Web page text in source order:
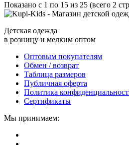
Показано с 1 по 15 из 25 (всего 2
Детская одежда
в розницу и мелким оптом
Оптовым покупателям
Обмен / возврат
Таблица размеров
Публичная оферта
Политика
Сертификаты
Мы принимаем: